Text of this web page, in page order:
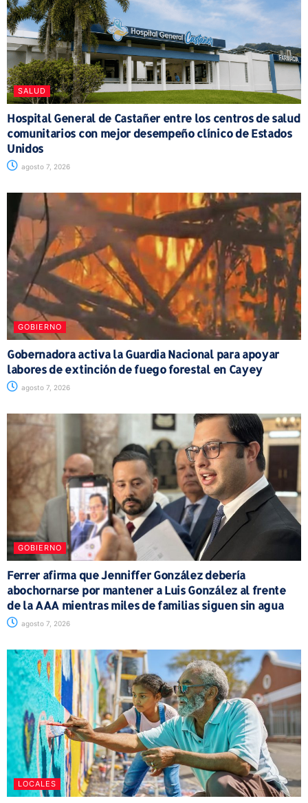
SALUD
Hospital General de Castañer entre los centros de salud
comunitarios con mejor desempeño clínico de Estados
Unidos
agosto 7, 2026
GOBIERNO
Gobernadora activa la Guardia Nacional para apoyar
labores de extinción de fuego forestal en Cayey
agosto 7, 2026
GOBIERNO
Ferrer afirma que Jenniffer González debería
abochornarse por mantener a Luis González al frente
de la AAA mientras miles de familias siguen sin agua
agosto 7, 2026
LOCALES